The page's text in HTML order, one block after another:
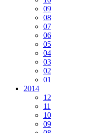
09
08
07
06
05
04
03
02
01
2014
12
11
10
09